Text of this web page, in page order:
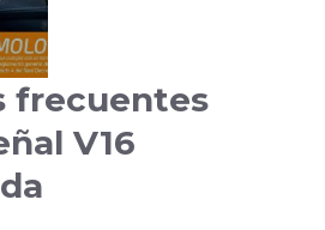
frecuentes
V16